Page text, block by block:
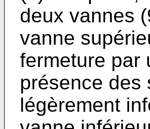
deux vannes
vanne
fermeture par
présence des
légèrement